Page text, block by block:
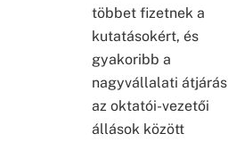
többet fizetnek a
kutatásokért, és
gyakoribb a
nagyvállalati átjárás
az oktatói-vezetői
állások között